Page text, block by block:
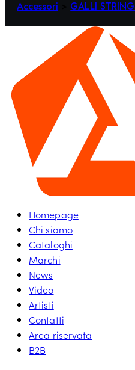
Accessori GALLI
Homepage
Chi siamo
Cataloghi
Marchi
News
Video
Artisti
Contatti
Area riservata
B2B